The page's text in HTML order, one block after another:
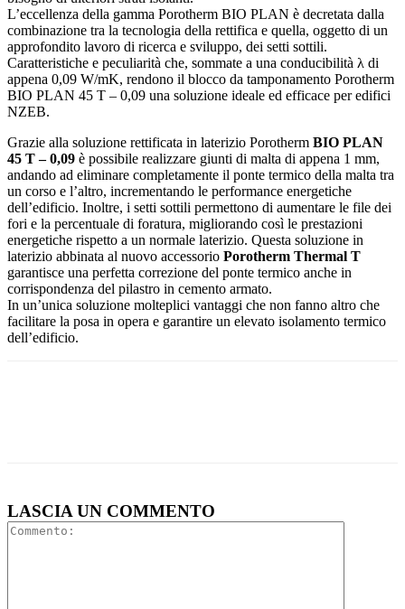
L’eccellenza della gamma Porotherm BIO PLAN è decretata dalla
combinazione tra la tecnologia della rettifica e quella, oggetto di un
approfondito lavoro di ricerca e sviluppo, dei setti sottili.
Caratteristiche e peculiarità che, sommate a una conducibilità λ di
appena 0,09 W/mK, rendono il blocco da tamponamento Porotherm
BIO PLAN 45 T – 0,09 una soluzione ideale ed efficace per edifici
NZEB.
Grazie alla soluzione rettificata in laterizio Porotherm BIO PLAN
45 T – 0,09 è possibile realizzare giunti di malta di appena 1 mm,
andando ad eliminare completamente il ponte termico della malta tra
un corso e l’altro, incrementando le performance energetiche
dell’edificio. Inoltre, i setti sottili permettono di aumentare le file dei
fori e la percentuale di foratura, migliorando così le prestazioni
energetiche rispetto a un normale laterizio. Questa soluzione in
laterizio abbinata al nuovo accessorio Porotherm Thermal T
garantisce una perfetta correzione del ponte termico anche in
corrispondenza del pilastro in cemento armato.
In un’unica soluzione molteplici vantaggi che non fanno altro che
facilitare la posa in opera e garantire un elevato isolamento termico
dell’edificio.
LASCIA UN COMMENTO